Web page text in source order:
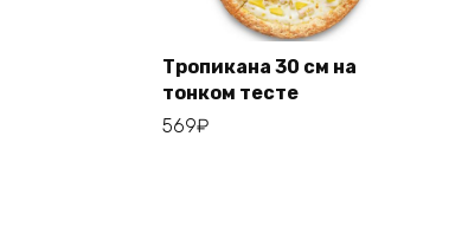
Тропикана 30 см на
тонком тесте
569₽